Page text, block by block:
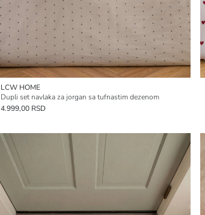
LCW HOME
Dupli set navlaka za jorgan sa tufnastim dezenom
4.999,00 RSD